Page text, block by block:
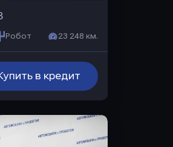
Робот 23 248 км.
в кредит